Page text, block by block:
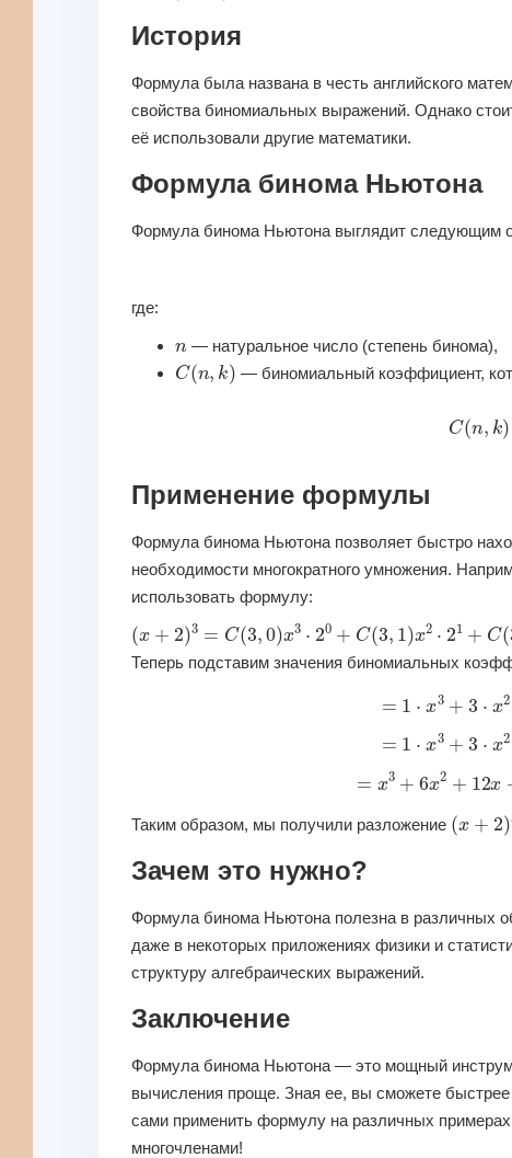
История
Формула была названа в честь английского
свойства биномиальных выражений. Однако
её использовали другие математики.
Формула бинома Ньютона
Формула бинома Ньютона выглядит следующим
где:
— натуральное число (степень бинома),
C(n k) — биномиальный коэффициент,
Применение формулы
Формула бинома Ньютона позволяет быстро
необходимости многократного умножения.
использовать формулу:
( )3 = 3,0)x 3⋅ 0 C( 1)x2 21 + (3 x1
Теперь подставим значения биномиальных
1 x 3+ ⋅x
1 x 3+ ⋅x
3 6 +12
Таким образом, мы получили разложение ( )3
Зачем это нужно?
Формула бинома Ньютона полезна в различных
даже в некоторых приложениях физики и
структуру алгебраических выражений.
Заключение
Формула бинома Ньютона — это мощный
вычисления проще. Зная ее, вы сможете
сами применить формулу на различных
многочленами!